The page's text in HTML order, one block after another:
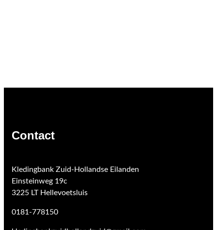
Contact
Kledingbank Zuid-Hollandse Eilanden
Einsteinweg 19c
3225 LT Hellevoetsluis
0181-778150